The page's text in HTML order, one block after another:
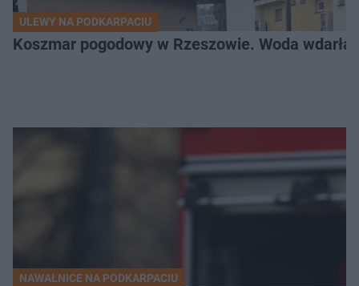
ULEWY NA PODKARPACIU
Koszmar pogodowy w Rzeszowie. Woda
NAWAŁNICE NA PODKARPACIU